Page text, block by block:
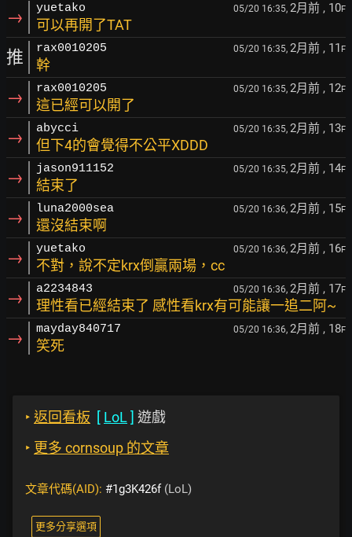
→ yuetako 05/20 16:35, 2月前 , 10F
可以再開了TAT
推 rax0010205 05/20 16:35, 2月前 , 11 F
幹
→ rax0010205 05/20 16:35, 2月前 , 12F
這已經可以開了
→ abycci 05/20 16:35, 2月前 , 13F
但下4的會覺得不公平XDDD
→ jason911152 05/20 16:35, 2月前 , 14F
結束了
→ luna2000sea 05/20 16:36, 2月前 , 15F
還沒結束啊
→ yuetako 05/20 16:36, 2月前 , 16F
不對，說不定krx倒贏兩場，cc
→ a2234843 05/20 16:36, 2月前 , 17F
理性看已經結束了 感性看krx有可能讓一追二阿~
→ mayday840717 05/20 16:36, 2月前 , 18F
笑死
‣ 返回看板 [ LoL ] 遊戲
‣ 更多 cornsoup 的文章
文章代碼(AID): #1g3K426f(LoL)
更多分享選項